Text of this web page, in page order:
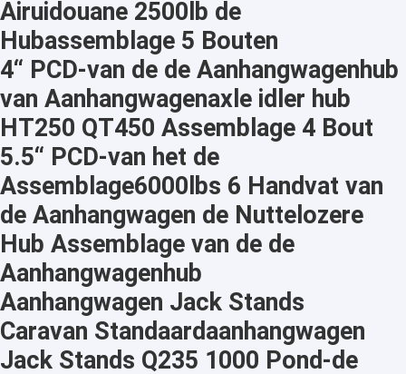
Airuidouane 2500lb de
Hubassemblage 5 Bouten
4“ PCD-van de de Aanhangwagenhub
van Aanhangwagenaxle idler hub
HT250 QT450 Assemblage 4 Bout
5.5“ PCD-van het de
Assemblage6000lbs 6 Handvat van
de Aanhangwagen de Nuttelozere
Hub Assemblage van de de
Aanhangwagenhub
Aanhangwagen Jack Stands
Caravan Standaardaanhangwagen
Jack Stands Q235 1000 Pond-de